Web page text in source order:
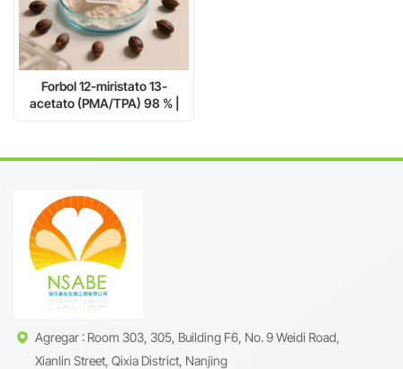
Forbol 12-miristato 13-
acetato (PMA/TPA) 98 % |
Agregar : Room 303, 305, Building F6, No. 9 Weidi Road,
Xianlin Street, Qixia District, Nanjing